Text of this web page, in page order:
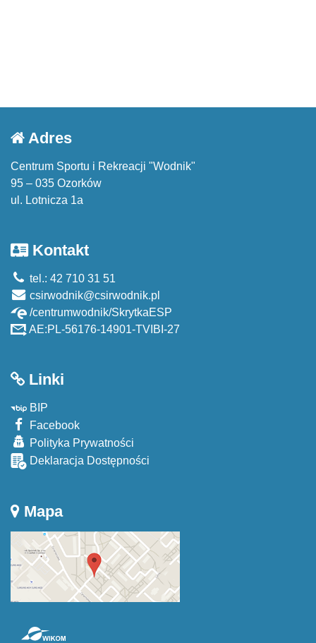
Adres
Centrum Sportu i Rekreacji "Wodnik"
95 – 035 Ozorków
ul. Lotnicza 1a
Kontakt
tel.: 42 710 31 51
csirwodnik@csirwodnik.pl
/centrumwodnik/SkrytkaESP
AE:PL-56176-14901-TVIBI-27
Linki
BIP
Facebook
Polityka Prywatności
Deklaracja Dostępności
Mapa